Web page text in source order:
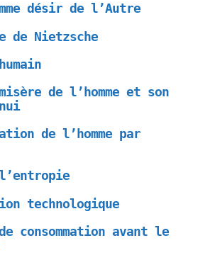
désir de l’Autre
de Nietzsche
de l’homme et son
de l’homme par
technologique
consommation avant le